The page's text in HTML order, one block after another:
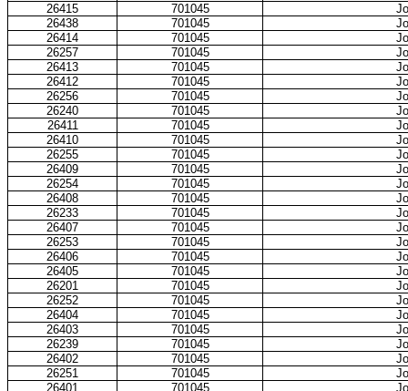
26415
701045
26438
701045
26414
701045
26257
701045
26413
701045
26412
701045
26256
701045
26240
701045
26411
701045
26410
701045
26255
701045
26409
701045
26254
701045
26408
701045
26233
701045
26407
701045
26253
701045
26406
701045
26405
701045
26201
701045
26252
701045
26404
701045
26403
701045
26239
701045
26402
701045
26251
701045
26401
701045